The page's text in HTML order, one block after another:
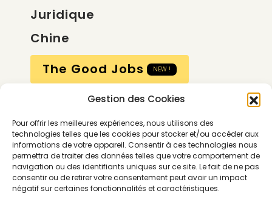
Gestion des Cookies
Pour offrir les meilleures expériences, nous utilisons des
technologies telles que les cookies pour stocker et/ou accéder aux
informations de votre appareil. Consentir à ces technologies nous
permettra de traiter des données telles que votre comportement de
navigation ou des identifiants uniques sur ce site. Le fait de ne pas
consentir ou de retirer votre consentement peut avoir un impact
négatif sur certaines fonctionnalités et caractéristiques.
Juridique
Chine
The Good Jobs
NEW !
Compte
Calendrier
Contactez-nous